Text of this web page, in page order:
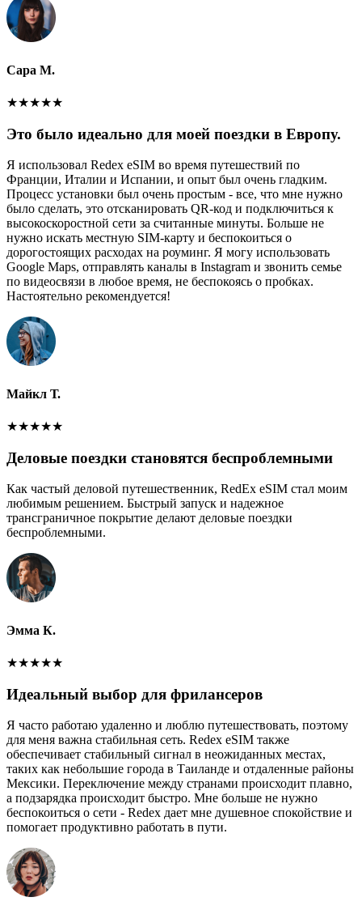
Сара М.
★★★★★
Это было идеально для моей поездки в Европу.
Я использовал Redex eSIM во время путешествий по
Франции, Италии и Испании, и опыт был очень гладким.
Процесс установки был очень простым - все, что мне нужно
было сделать, это отсканировать QR-код и подключиться к
высокоскоростной сети за считанные минуты. Больше не
нужно искать местную SIM-карту и беспокоиться о
дорогостоящих расходах на роуминг. Я могу использовать
Google Maps, отправлять каналы в Instagram и звонить семье
по видеосвязи в любое время, не беспокоясь о пробках.
Настоятельно рекомендуется!
Майкл Т.
★★★★★
Деловые поездки становятся беспроблемными
Как частый деловой путешественник, RedEx eSIM стал моим
любимым решением. Быстрый запуск и надежное
трансграничное покрытие делают деловые поездки
беспроблемными.
Эмма К.
★★★★★
Идеальный выбор для фрилансеров
Я часто работаю удаленно и люблю путешествовать, поэтому
для меня важна стабильная сеть. Redex eSIM также
обеспечивает стабильный сигнал в неожиданных местах,
таких как небольшие города в Таиланде и отдаленные районы
Мексики. Переключение между странами происходит плавно,
а подзарядка происходит быстро. Мне больше не нужно
беспокоиться о сети - Redex дает мне душевное спокойствие и
помогает продуктивно работать в пути.